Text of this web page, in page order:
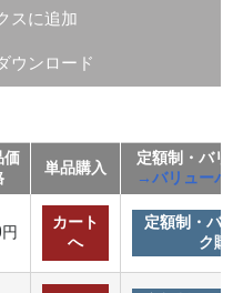
スに追加
ウンロード
価
単品購入
定額制・バリ
→バリューパ
カート
へ
定額制・バリ
ク購